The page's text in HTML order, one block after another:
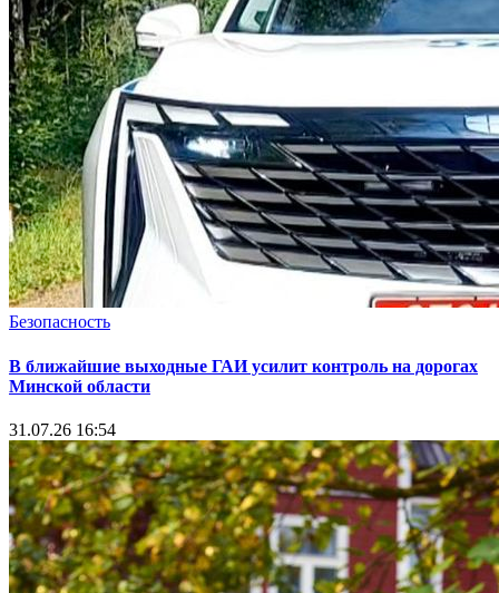
Безопасность
В ближайшие выходные ГАИ усилит контроль на дорогах
Минской области
31.07.26 16:54